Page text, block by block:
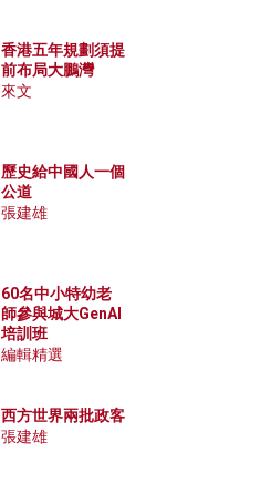
香港五年規劃須提
前布局大鵬灣
來文
歷史給中國人一個
公道
張建雄
60名中小特幼老
師參與城大GenAI
培訓班
編輯精選
西方世界兩批政客
張建雄